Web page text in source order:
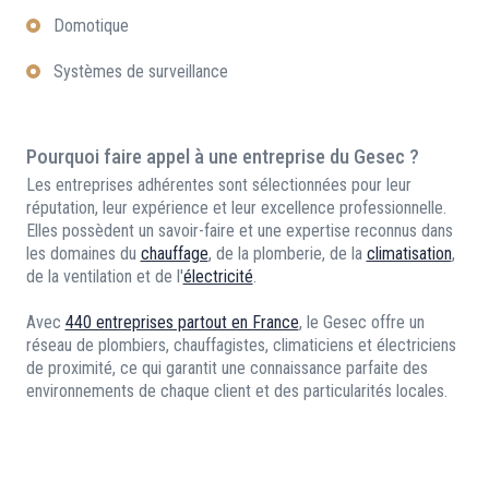
Domotique
Systèmes de surveillance
Pourquoi faire appel à une entreprise du Gesec ?
Les entreprises adhérentes sont sélectionnées pour leur
réputation, leur expérience et leur excellence professionnelle.
Elles possèdent un savoir-faire et une expertise reconnus dans
les domaines du chauffage, de la plomberie, de la climatisation,
de la ventilation et de l'électricité.
Avec 440 entreprises partout en France, le Gesec offre un
réseau de plombiers, chauffagistes, climaticiens et électriciens
de proximité, ce qui garantit une connaissance parfaite des
environnements de chaque client et des particularités locales.